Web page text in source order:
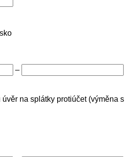
–
úvěr na splátky protiúčet (výměna s